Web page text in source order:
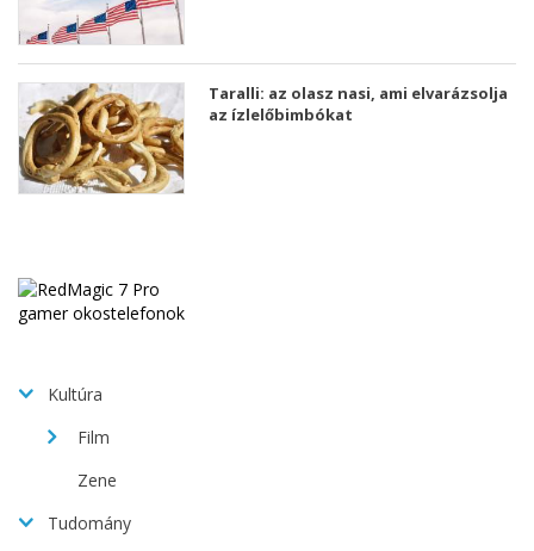
Taralli: az olasz nasi, ami elvarázsolja
az ízlelőbimbókat
Kultúra
Film
Zene
Tudomány